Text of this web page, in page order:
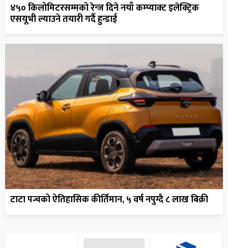
४५० किलोमिटरसम्मको रेन्ज दिने नयाँ कम्प्याक्ट इलेक्ट्रिक
एसयूभी ल्याउने तयारी गर्दै हुन्डाई
टाटा पन्चको ऐतिहासिक कीर्तिमान, ५ वर्ष नपुग्दै ८ लाख बिक्री